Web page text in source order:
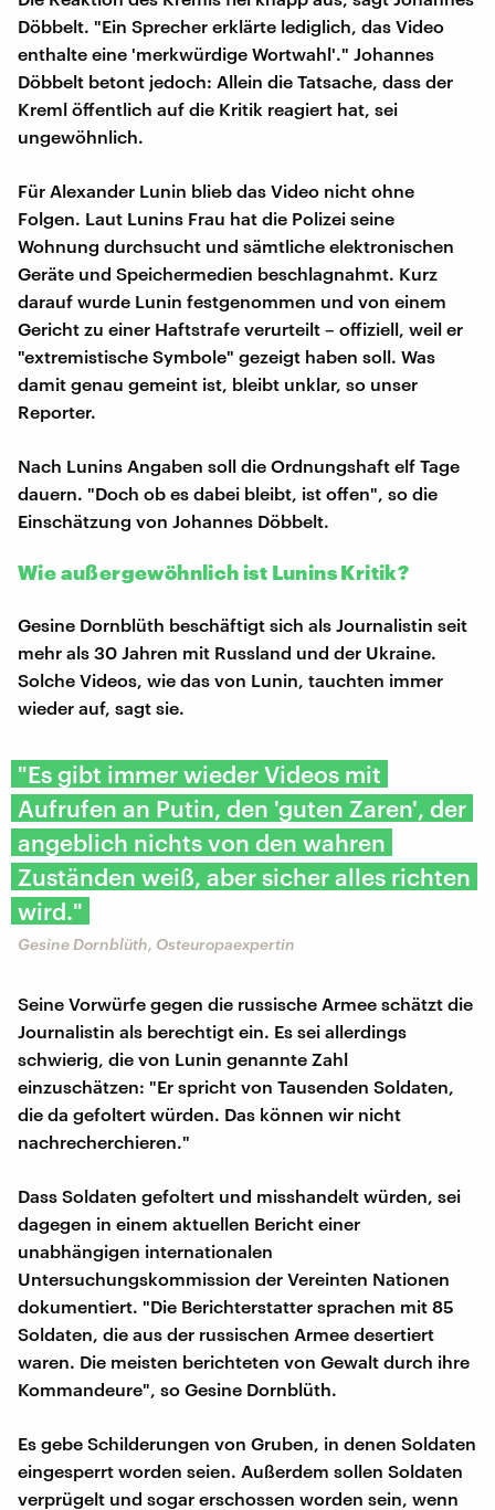
Döbbelt. "Ein Sprecher erklärte lediglich, das Video
enthalte eine 'merkwürdige Wortwahl'." Johannes
Döbbelt betont jedoch: Allein die Tatsache, dass der
Kreml öffentlich auf die Kritik reagiert hat, sei
ungewöhnlich.
Für Alexander Lunin blieb das Video nicht ohne
Folgen. Laut Lunins Frau hat die Polizei seine
Wohnung durchsucht und sämtliche elektronischen
Geräte und Speichermedien beschlagnahmt. Kurz
darauf wurde Lunin festgenommen und von einem
Gericht zu einer Haftstrafe verurteilt – offiziell, weil er
"extremistische Symbole" gezeigt haben soll. Was
damit genau gemeint ist, bleibt unklar, so unser
Reporter.
Nach Lunins Angaben soll die Ordnungshaft elf Tage
dauern. "Doch ob es dabei bleibt, ist offen", so die
Einschätzung von Johannes Döbbelt.
Wie außergewöhnlich ist Lunins Kritik?
Gesine Dornblüth beschäftigt sich als Journalistin seit
mehr als 30 Jahren mit Russland und der Ukraine.
Solche Videos, wie das von Lunin, tauchten immer
wieder auf, sagt sie.
"Es gibt immer wieder Videos mit
Aufrufen an Putin, den 'guten Zaren', der
angeblich nichts von den wahren
Zuständen weiß, aber sicher alles richten
wird."
Gesine Dornblüth, Osteuropaexpertin
Seine Vorwürfe gegen die russische Armee schätzt die
Journalistin als berechtigt ein. Es sei allerdings
schwierig, die von Lunin genannte Zahl
einzuschätzen: "Er spricht von Tausenden Soldaten,
die da gefoltert würden. Das können wir nicht
nachrecherchieren."
Dass Soldaten gefoltert und misshandelt würden, sei
dagegen in einem aktuellen Bericht einer
unabhängigen internationalen
Untersuchungskommission der Vereinten Nationen
dokumentiert. "Die Berichterstatter sprachen mit 85
Soldaten, die aus der russischen Armee desertiert
waren. Die meisten berichteten von Gewalt durch ihre
Kommandeure", so Gesine Dornblüth.
Es gebe Schilderungen von Gruben, in denen Soldaten
eingesperrt worden seien. Außerdem sollen Soldaten
verprügelt und sogar erschossen worden sein, wenn